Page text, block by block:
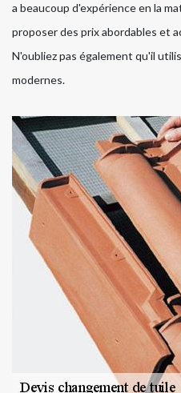
a beaucoup d'expérience en la
proposer des prix abordables et
N'oubliez pas également qu'il
modernes.